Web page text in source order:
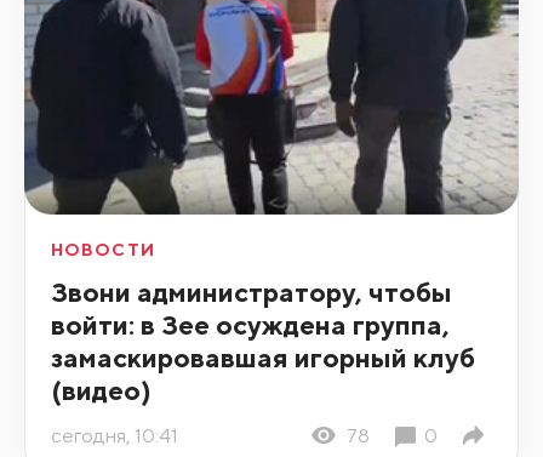
НОВОСТИ
Звони администратору, чтобы
войти: в Зее осуждена группа,
замаскировавшая игорный клуб
(видео)
сегодня, 10:41 78 0